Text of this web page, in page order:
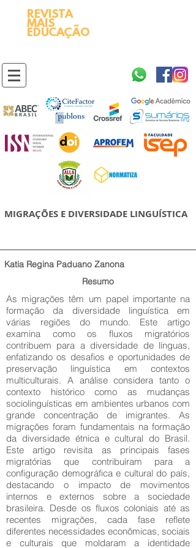
REVISTA
MAIS
EDUCAÇÃO
MIGRAÇÕES E DIVERSIDADE LINGUÍSTICA
Katia Regina Paduano Zanona
Resumo
As migrações têm um papel importante na
formação da diversidade linguística em
várias regiões do mundo. Este artigo
examina como os fluxos migratórios
contribuem para a diversidade de línguas,
enfatizando os desafios e oportunidades de
preservação linguística em contextos
multiculturais. A análise considera tanto o
contexto histórico como as mudanças
sociolinguísticas em ambientes urbanos com
grande concentração de imigrantes. As
migrações foram fundamentais na formação
da diversidade étnica e cultural do Brasil.
Este artigo revisita as principais fases
migratórias que contribuíram para a
configuração demográfica e cultural do país,
destacando o impacto de movimentos
internos e externos sobre a sociedade
brasileira. Desde os fluxos coloniais até as
recentes migrações, cada fase reflete
diferentes necessidades econômicas, sociais
e culturais que moldaram a identidade